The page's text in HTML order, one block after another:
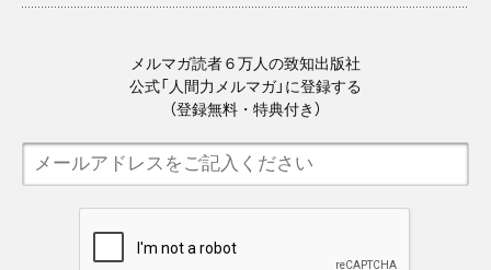
メルマガ読者６万人の致知出版社
公式「人間力メルマガ」に登録する
（登録無料・特典付き）